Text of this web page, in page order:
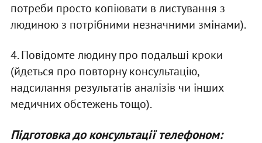
потреби просто копіювати в листування з
людиною з потрібними незначними змінами).
4. Повідомте людину про подальші кроки
(йдеться про повторну консультацію,
надсилання результатів аналізів чи інших
медичних обстежень тощо).
Підготовка до консультації телефоном: